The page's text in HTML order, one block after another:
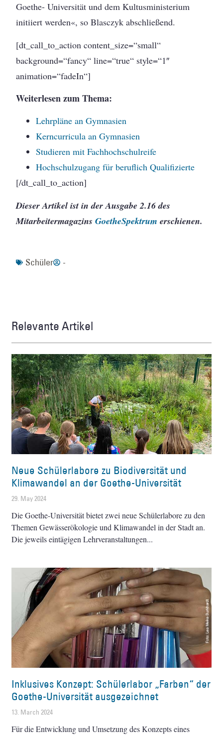
Goethe- Universität und dem Kultusministerium
initiiert werden«, so Blasczyk abschließend.
[dt_call_to_action content_size=“small“
background=“fancy“ line=“true“ style=“1″
animation=“fadeIn“]
Weiterlesen zum Thema:
Lehrpläne an Gymnasien
Kerncurricula an Gymnasien
Studieren mit Fachhochschulreife
Hochschulzugang für beruflich Qualifizierte
[/dt_call_to_action]
Dieser Artikel ist in der Ausgabe 2.16 des
MitarbeitermagazinsGoetheSpektrum erschienen.
Schüler -
Relevante Artikel
Neue Schülerlabore zu Biodiversität und
Klimawandel an der Goethe-Universität
29. May 2024
Die Goethe-Universität bietet zwei neue Schülerlabore zu den
Themen Gewässerökologie und Klimawandel in der Stadt an.
Die jeweils eintägigen Lehrveranstaltungen
Inklusives Konzept: Schülerlabor „Farben“ der
Goethe-Universität ausgezeichnet
13. March 2024
Für die Entwicklung und Umsetzung des Konzepts eines